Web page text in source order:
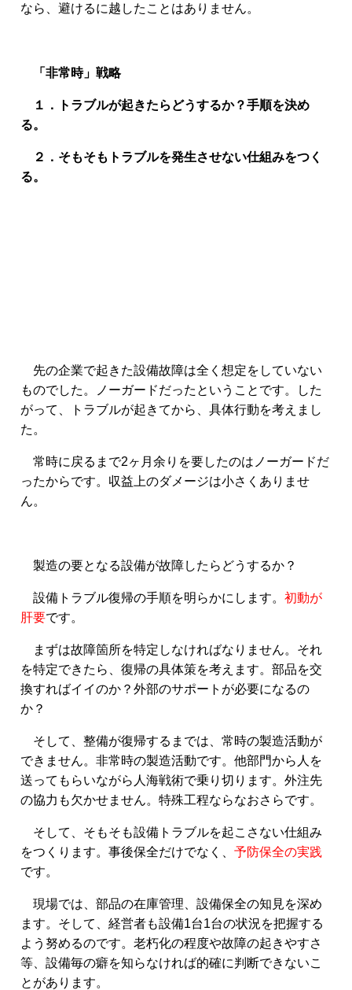
なら、避けるに越したことはありません。
「非常時」戦略
１．トラブルが起きたらどうするか？手順を決め
る。
２．そもそもトラブルを発生させない仕組みをつく
る。
先の企業で起きた設備故障は全く想定をしていない
ものでした。ノーガードだったということです。した
がって、トラブルが起きてから、具体行動を考えまし
た。
常時に戻るまで2ヶ月余りを要したのはノーガードだ
ったからです。収益上のダメージは小さくありませ
ん。
製造の要となる設備が故障したらどうするか？
設備トラブル復帰の手順を明らかにします。初動が
肝要です。
まずは故障箇所を特定しなければなりません。それ
を特定できたら、復帰の具体策を考えます。部品を交
換すればイイのか？外部のサポートが必要になるの
か？
そして、整備が復帰するまでは、常時の製造活動が
できません。非常時の製造活動です。他部門から人を
送ってもらいながら人海戦術で乗り切ります。外注先
の協力も欠かせません。特殊工程ならなおさらです。
そして、そもそも設備トラブルを起こさない仕組み
をつくります。事後保全だけでなく、予防保全の実践
です。
現場では、部品の在庫管理、設備保全の知見を深め
ます。そして、経営者も設備1台1台の状況を把握する
よう努めるのです。老朽化の程度や故障の起きやすさ
等、設備毎の癖を知らなければ的確に判断できないこ
とがあります。